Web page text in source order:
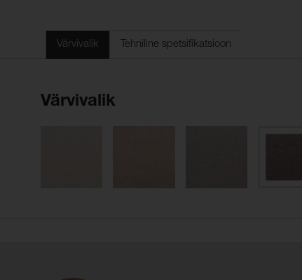
Värvivalik Tehniline spetsifikatsioon
Värvivalik